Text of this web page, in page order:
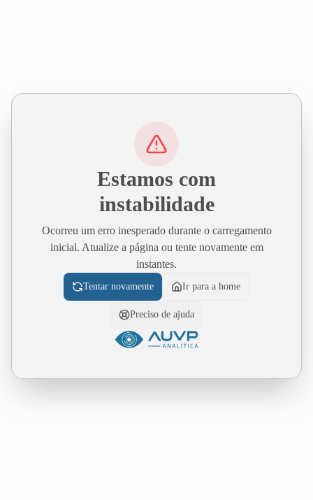
Estamos com
instabilidade
Ocorreu um erro inesperado durante o carregamento
inicial. Atualize a página ou tente novamente em
instantes.
Tentar novamente Ir para a home
Preciso de ajuda